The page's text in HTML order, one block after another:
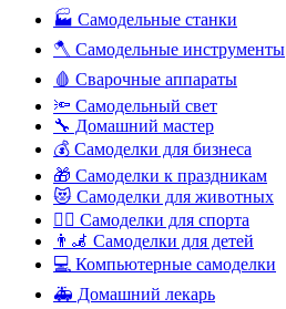
🏭 Самодельные станки
🪓 Самодельные инструменты
🩸 Сварочные аппараты
🔦 Самодельный свет
🔧 Домашний мастер
💰 Самоделки для бизнеса
🎁 Самоделки к праздникам
😻 Самоделки для животных
🏋️‍♀️ Самоделки для спорта
👨‍🦼 Самоделки для детей
💻 Компьютерные самоделки
🚑 Домашний лекарь